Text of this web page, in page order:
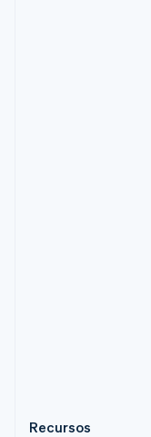
Recursos